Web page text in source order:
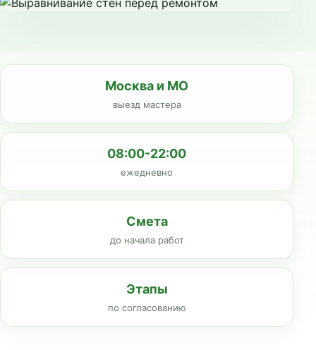
Москва и МО
выезд мастера
08:00-22:00
ежедневно
Смета
до начала работ
Этапы
по согласованию